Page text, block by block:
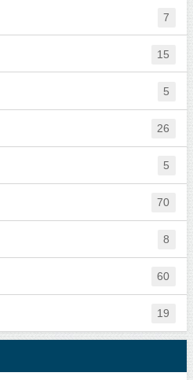
7
15
5
26
5
70
8
60
19